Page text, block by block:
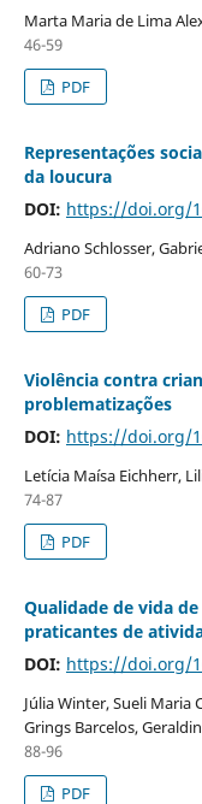
Marta Maria de Lima
46-59
PDF
Representações
da loucura
DOI: https://doi.org/
Adriano Schlosser,
60-73
PDF
Violência contra
problematizações
DOI: https://doi.org/
Letícia Maísa Eichherr,
74-87
PDF
Qualidade de vida
praticantes de
DOI: https://doi.org/
Júlia Winter, Sueli Maria
Grings Barcelos,
88-96
PDF